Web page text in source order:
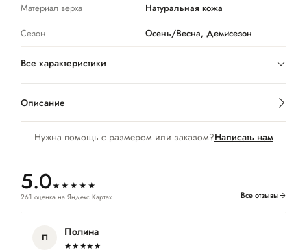
Нужна помощь с размером или заказом?Написать нам
5.0★★★★★
261 оценка на Яндекс Картах Все отзывы→
П Полина
★★★★★
Материал верха
Натуральная кожа
Сезон
Осень/Весна, Демисезон
Все характеристики
Описание